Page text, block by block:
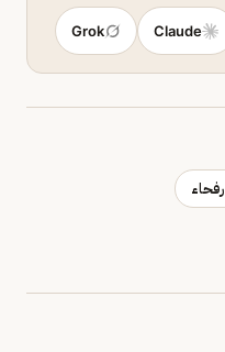
Claude
Grok
رفحاء